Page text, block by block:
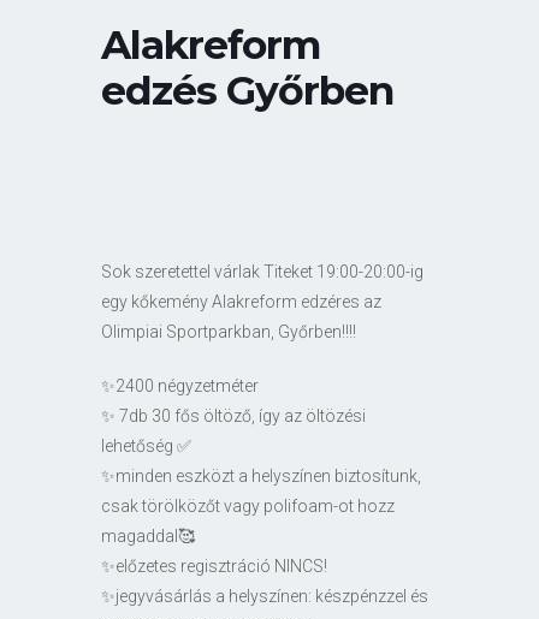
Alakreform
edzés Győrben
Sok szeretettel várlak Titeket 19:00-20:00-ig
egy kőkemény Alakreform edzéres az
Olimpiai Sportparkban, Győrben!!!!
✨2400 négyzetméter
✨ 7db 30 fős öltöző, így az öltözési
lehetőség ✅
✨minden eszközt a helyszínen biztosítunk,
csak törölközőt vagy polifoam-ot hozz
magaddal🥰
✨előzetes regisztráció NINCS!
✨jegyvásárlás a helyszínen: készpénzzel és